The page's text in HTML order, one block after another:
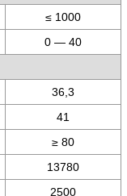
≤ 1000
0 — 40
36,3
41
≥ 80
13780
2500